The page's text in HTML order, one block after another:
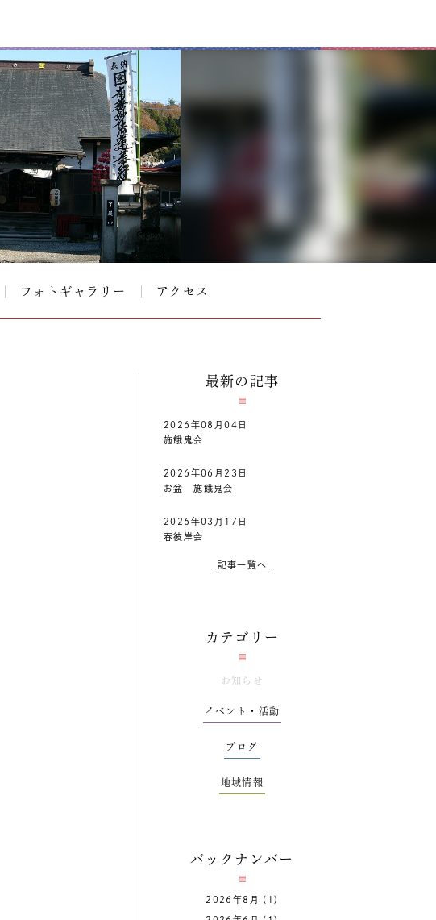
フォトギャラリー アクセス
最新の記事
2026年08月04日
施餓鬼会
2026年06月23日
お盆 施餓鬼会
2026年03月17日
春彼岸会
記事一覧へ
カテゴリー
お知らせ
イベント・活動
ブログ
地域情報
バックナンバー
2026年8月 (1)